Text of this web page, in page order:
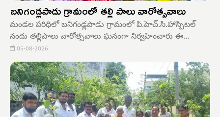
బనిగండ్లపాడు గ్రామంలో తల్లి పాలు వారోత్సవాలు
మండల పరిధిలో బనిగండ్లపాడు గ్రామంలో పి.హెచ్.సి.హాస్పిటల్
నందు తల్లిపాలు వారోత్సవాలు ఘనంగా నిర్వహించారు ఈ
సందర్భంగా సూపర్వైజర్ టి సరిత మాట్లాడుతూ... తల్లిపాలు
అవగాహన క్లుప్తంగా పిల్లల తల్లికి తెలియపరిచారు. అనంతరం ర్యాలీ
నిర్వహించారు. తల్లులకు బ్రెడ్ ప్యాకెట్స్ డిస్ట్రిబ్యూషన్ చేశారు.
05-08-2026